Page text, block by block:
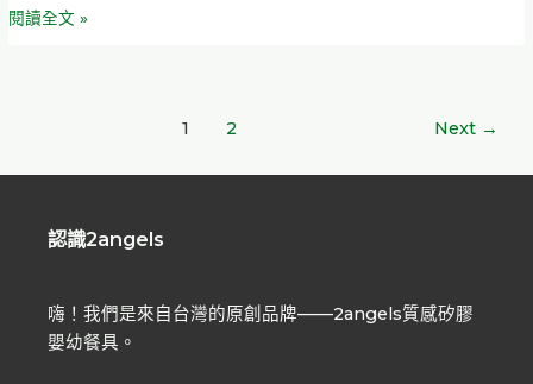
小
閱讀全文 »
1 2 Next →
認識2angels
嗨！我們是來自台灣的原創品牌——2angels質感矽膠
嬰幼餐具。